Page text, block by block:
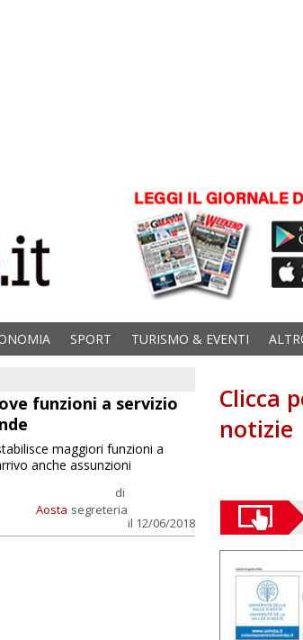
SPORT TURISMO & EVENTI
funzioni a servizio
Aosta
di
segreteria
il 12/06/2018
maggiori funzioni a
anche assunzioni
Clicca
notizie